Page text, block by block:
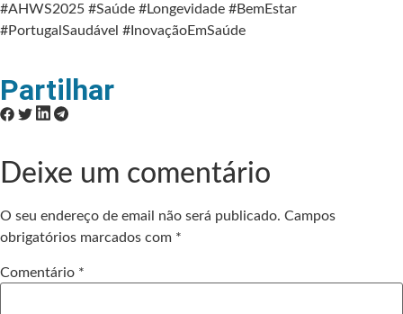
#AHWS2025 #Saúde #Longevidade #BemEstar
#PortugalSaudável #InovaçãoEmSaúde
Partilhar
Deixe um comentário
O seu endereço de email não será publicado. Campos
obrigatórios marcados com *
Comentário *